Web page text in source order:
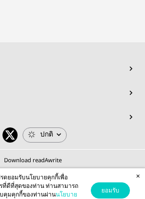
ปกติ
Download readAwrite
ดยอมรับนโยบายคุกกี้เพื่อ
ที่ดีที่สุดของท่าน ท่านสามารถ
คุมคุกกี้ของท่านผ่านนโยบาย
ยอมรับ
×